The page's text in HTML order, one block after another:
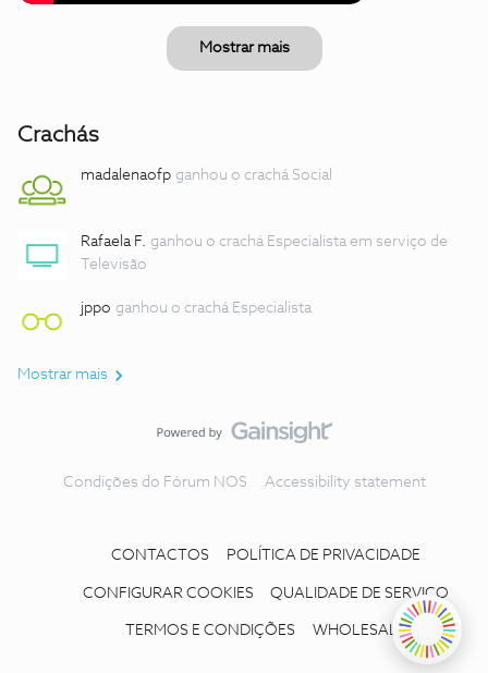
Mostrar mais
Crachás
madalenaofp ganhou o crachá Social
Rafaela F. ganhou o crachá Especialista em serviço de
Televisão
jppo ganhou o crachá Especialista
Mostrar mais
Condições do Fórum NOS Accessibility statement
CONTACTOS POLÍTICA DE PRIVACIDADE
CONFIGURAR COOKIES QUALIDADE DE SERVIÇO
TERMOS E CONDIÇÕES WHOLESALE